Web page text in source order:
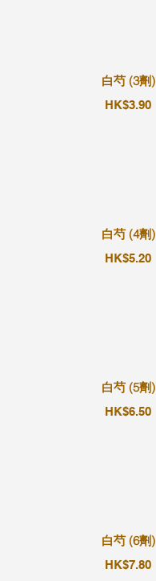
白芍 (3劑)
HK$3.90
白芍 (4劑)
HK$5.20
白芍 (5劑)
HK$6.50
白芍 (6劑)
HK$7.80